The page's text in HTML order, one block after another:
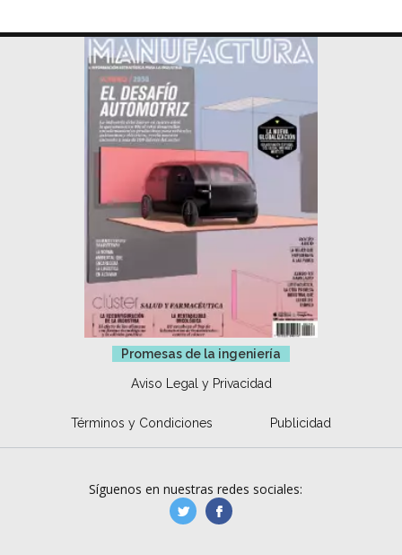
Promesas de la ingeniería
Aviso Legal y Privacidad
Términos y Condiciones Publicidad
Síguenos en nuestras redes sociales:
manufacturaGE